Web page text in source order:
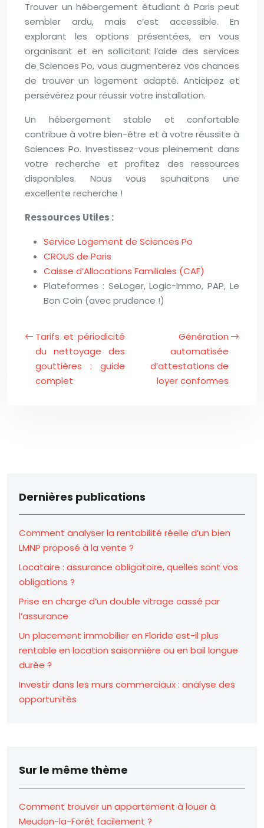
Trouver un hébergement étudiant à Paris peut
sembler ardu, mais c’est accessible. En
explorant les options présentées, en vous
organisant et en sollicitant l’aide des services
de Sciences Po, vous augmenterez vos chances
de trouver un logement adapté. Anticipez et
persévérez pour réussir votre installation.
Un hébergement stable et confortable
contribue à votre bien-être et à votre réussite à
Sciences Po. Investissez-vous pleinement dans
votre recherche et profitez des ressources
disponibles. Nous vous souhaitons une
excellente recherche !
Ressources Utiles :
Service Logement de Sciences Po
CROUS de Paris
Caisse d’Allocations Familiales (CAF)
Plateformes : SeLoger, Logic-Immo, PAP, Le
Bon Coin (avec prudence !)
Tarifs et périodicité
du nettoyage des
gouttières : guide
complet
Génération
automatisée
d’attestations de
loyer conformes
Dernières publications
Comment analyser la rentabilité réelle d’un bien
LMNP proposé à la vente ?
Locataire : assurance obligatoire, quelles sont vos
obligations ?
Prise en charge d’un double vitrage cassé par
l’assurance
Un placement immobilier en Floride est-il plus
rentable en location saisonnière ou en bail longue
durée ?
Investir dans les murs commerciaux : analyse des
opportunités
Sur le même thème
Comment trouver un appartement à louer à
Meudon-la-Forêt facilement ?